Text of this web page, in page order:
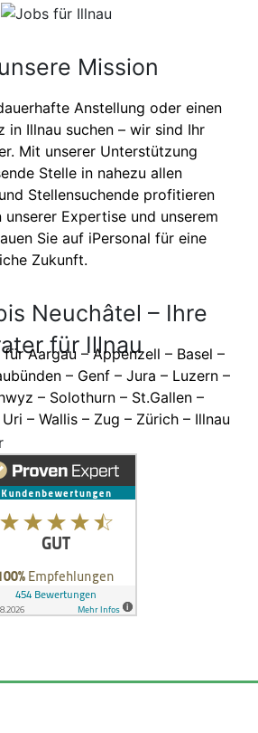
Mission
Anstellung oder einen
in Illnau suchen – wir sind Ihr
Mit unserer Unterstützung
Stelle in nahezu allen
Stellensuchende profitieren
Expertise und unserem
Sie auf iPersonal für eine
Zukunft.
Neuchâtel – Ihre
für Illnau
Aargau – Appenzell – Basel –
– Genf – Jura – Luzern –
– Solothurn – St.Gallen –
– Wallis – Zug – Zürich – Illnau